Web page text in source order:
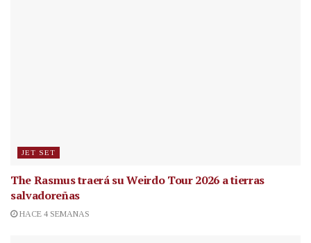
JET SET
The Rasmus traerá su Weirdo Tour 2026 a tierras
salvadoreñas
HACE 4 SEMANAS